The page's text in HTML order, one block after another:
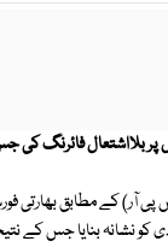
فائرنگ کی جس سے ایک لڑکی
پی آر) کے مطابق
بنایا جس کے نتیجے میں